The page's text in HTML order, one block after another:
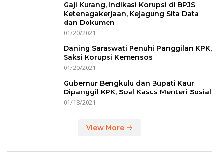
Gaji Kurang, Indikasi Korupsi di BPJS
Ketenagakerjaan, Kejagung Sita Data
dan Dokumen
01/20/2021
Daning Saraswati Penuhi Panggilan KPK,
Saksi Korupsi Kemensos
01/20/2021
Gubernur Bengkulu dan Bupati Kaur
Dipanggil KPK, Soal Kasus Menteri Sosial
01/18/2021
View More